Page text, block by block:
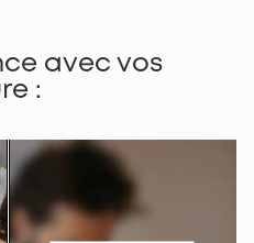
avec vos
: